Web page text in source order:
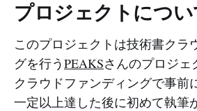
プロジェクトについ
このプロジェクトは技術書クラ
グを行うPEAKSさんのプロジェ
クラウドファンディングで事前
一定以上達した後に初めて執筆